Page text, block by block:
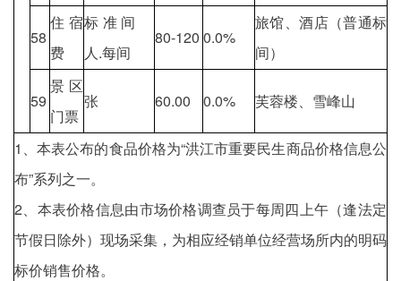
58
住宿
费
标准间
人.每间
80-120 0.0%
旅馆、酒店（普通标
间）
59
景区
门票
张 60.00 0.0% 芙蓉楼、雪峰山
1、本表公布的食品价格为“洪江市重要民生商品价格信息公
布”系列之一。
2、本表价格信息由市场价格调查员于每周四上午（逢法定
节假日除外）现场采集，为相应经销单位经营场所内的明码
标价销售价格。